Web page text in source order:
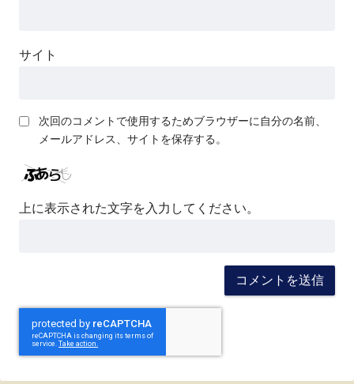
サイト
次回のコメントで使用するためブラウザーに自分の名前、
メールアドレス、サイトを保存する。
上に表示された文字を入力してください。